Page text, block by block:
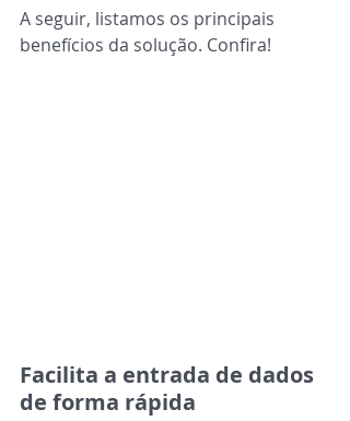
A seguir, listamos os principais
benefícios da solução. Confira!
Facilita a entrada de dados
de forma rápida